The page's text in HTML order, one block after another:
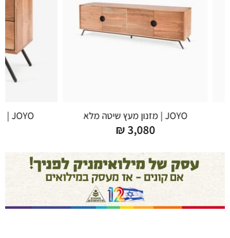
JOYO | מזנון מעץ שיטה מלא
₪3,080
JOYO | שידת צד מעץ מלא